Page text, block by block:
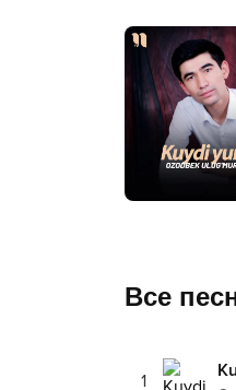
Все
1